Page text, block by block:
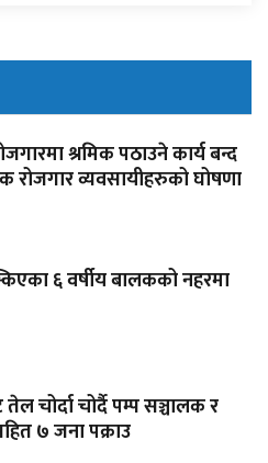
श्रमिक पठाउने कार्य बन्द
रोजगार व्यवसायीहरुको घोषणा
६ वर्षीय बालकको नहरमा
तेल चोर्दा चोर्दै पम्प सञ्चालक र
७ जना पक्राउ